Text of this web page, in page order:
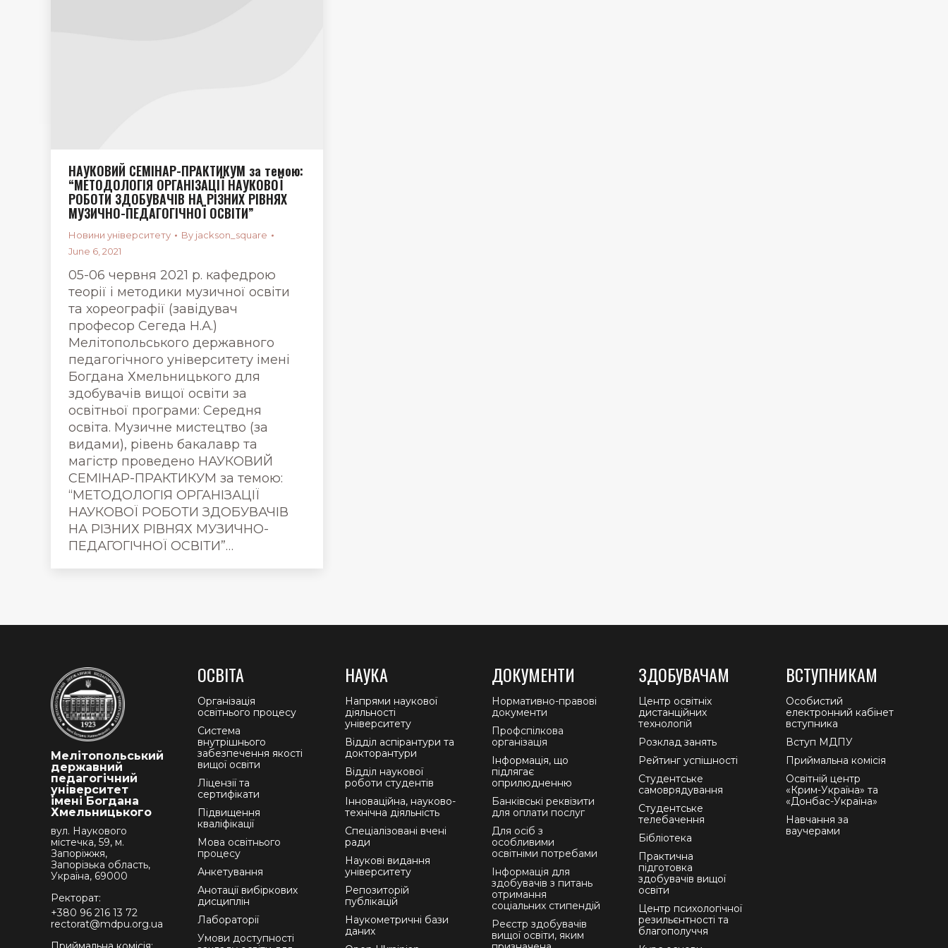
НАУКОВИЙ СЕМІНАР-ПРАКТИКУМ за темою:
“МЕТОДОЛОГІЯ ОРГАНІЗАЦІЇ НАУКОВОЇ
РОБОТИ ЗДОБУВАЧІВ НА РІЗНИХ РІВНЯХ
МУЗИЧНО-ПЕДАГОГІЧНОЇ ОСВІТИ”
Новини університету By jackson_square
June 6, 2021
05-06 червня 2021 р. кафедрою
теорії і методики музичної освіти
та хореографії (завідувач
професор Сегеда Н.А.)
Мелітопольського державного
педагогічного університету імені
Богдана Хмельницького для
здобувачів вищої освіти за
освітньої програми: Середня
освіта. Музичне мистецтво (за
видами), рівень бакалавр та
магістр проведено НАУКОВИЙ
СЕМІНАР-ПРАКТИКУМ за темою:
“МЕТОДОЛОГІЯ ОРГАНІЗАЦІЇ
НАУКОВОЇ РОБОТИ ЗДОБУВАЧІВ
НА РІЗНИХ РІВНЯХ МУЗИЧНО-
ПЕДАГОГІЧНОЇ ОСВІТИ”…
Мелітопольський
державний
педагогічний
університет
імені Богдана
Хмельницького
вул. Наукового
містечка, 59, м.
Запоріжжя,
Запорізька область,
Україна, 69000
Ректорат:
+380 96 216 13 72
rectorat@mdpu.org.ua
ОСВІТА
Організація
освітнього процесу
Система
внутрішнього
забезпечення якості
вищої освіти
Ліцензії та
сертифікати
Підвищення
кваліфікації
Мова освітнього
процесу
Анкетування
Анотації вибіркових
дисциплін
Лабораторії
Умови доступності
НАУКА
Напрями наукової
діяльності
університету
Відділ аспірантури та
докторантури
Відділ наукової
роботи студентів
Інноваційна, науково-
технічна діяльність
Спеціалізовані вчені
ради
Наукові видання
університету
Репозиторій
публікацій
Наукометричні бази
даних
ДОКУМЕНТИ
Нормативно-правові
документи
Профспілкова
організація
Інформація, що
підлягає
оприлюдненню
Банківські реквізити
для оплати послуг
Для осіб з
особливими
освітніми потребами
Інформація для
здобувачів з питань
отримання
соціальних стипендій
Реєстр здобувачів
вищої освіти, яким
ЗДОБУВАЧАМ
Центр освітніх
дистанційних
технологій
Розклад занять
Рейтинг успішності
Студентське
самоврядування
Студентське
телебачення
Бібліотека
Практична
підготовка
здобувачів вищої
освіти
Центр психологічної
резильєнтності та
благополуччя
ВСТУПНИКАМ
Особистий
електронний кабінет
вступника
Вступ МДПУ
Приймальна комісія
Освітній центр
«Крим-Україна» та
«Донбас-Україна»
Навчання за
ваучерами